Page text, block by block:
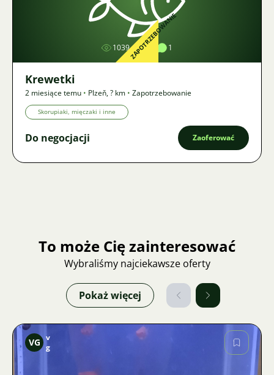
Zdjęcie
1039 1 1
ZAPOTRZEBOWANIE
Krewetki
2 miesiące temu • Plzeň,? km • Zapotrzebowanie
Skorupiaki, mięczaki i inne
Do negocjacji Zaoferować
To może Cię zainteresować
Wybraliśmy najciekawsze oferty
Pokaż więcej
VG v
g